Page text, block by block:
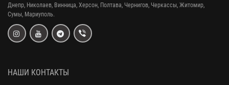
Днепр, Николаев, Винница, Херсон, Полтава, Чернигов, Черкассы, Житомир,
Сумы, Мариуполь.
НАШИ КОНТАКТЫ